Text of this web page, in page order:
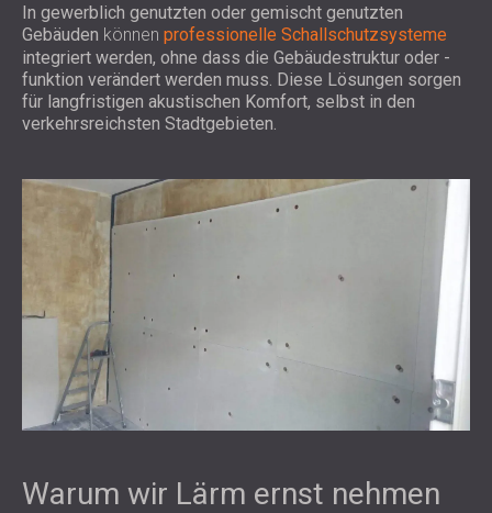
In gewerblich genutzten oder gemischt genutzten
Gebäuden können professionelle Schallschutzsysteme
integriert werden, ohne dass die Gebäudestruktur oder -
funktion verändert werden muss. Diese Lösungen sorgen
für langfristigen akustischen Komfort, selbst in den
verkehrsreichsten Stadtgebieten.
Warum wir Lärm ernst nehmen